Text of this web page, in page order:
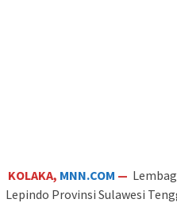
KOLAKA, MNN.COM —
Lepindo Provinsi Sulawesi